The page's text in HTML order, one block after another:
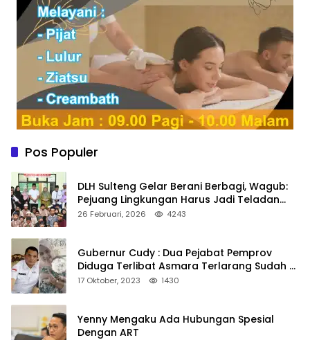
Pos Populer
DLH Sulteng Gelar Berani Berbagi, Wagub:
Pejuang Lingkungan Harus Jadi Teladan
Kepedulian
26 Februari, 2026 4243
Gubernur Cudy : Dua Pejabat Pemprov
Diduga Terlibat Asmara Terlarang Sudah di
Non Job
17 Oktober, 2023 1430
Yenny Mengaku Ada Hubungan Spesial
Dengan ART